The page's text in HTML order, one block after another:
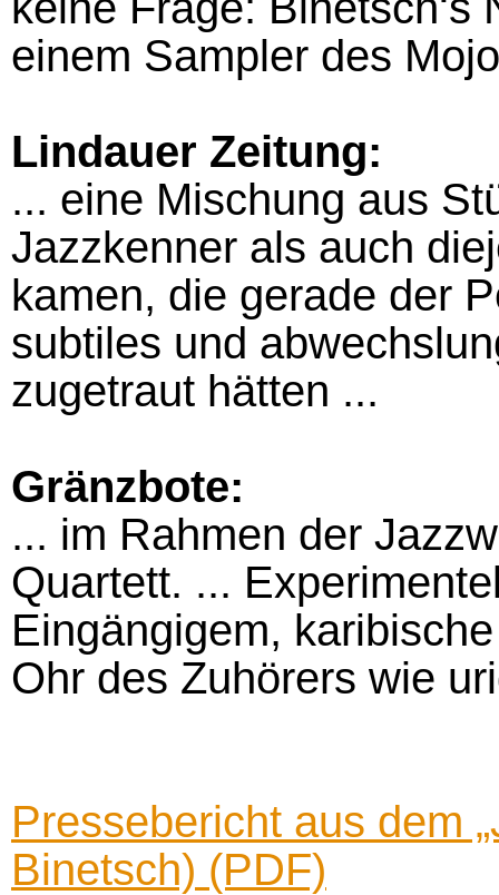
einem Sampler des
Lindauer Zeitung:
... eine Mischung aus
Jazzkenner als auch
kamen, die gerade der
subtiles und
zugetraut hätten ...
Gränzbote:
... im Rahmen der
Quartett. ...
Eingängigem,
Ohr des Zuhörers wie
Pressebericht aus dem
Binetsch) (PDF)